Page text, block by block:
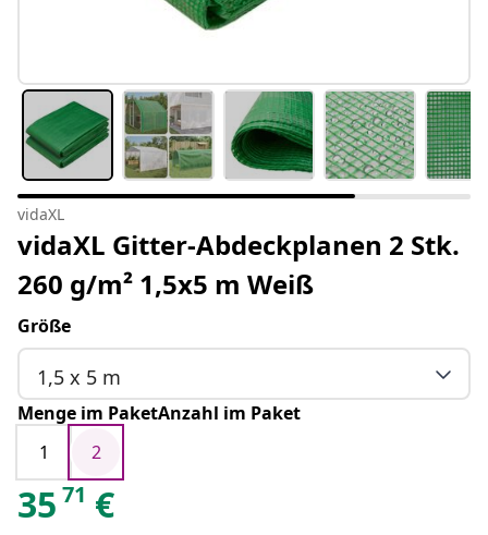
vidaXL
vidaXL Gitter-Abdeckplanen 2 Stk.
260 g/m² 1,5x5 m Weiß
Größe
1,5 x 5 m
Menge im PaketAnzahl im Paket
1
2
35 71 €